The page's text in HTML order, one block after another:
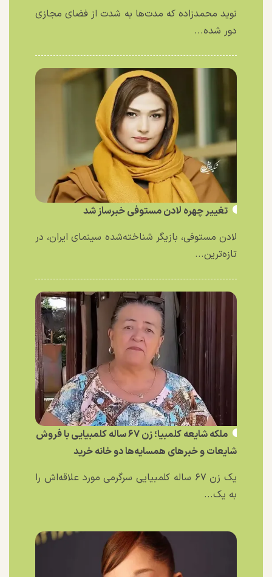
نوید محمدزاده که مدت‌ها به شدت از فضای مجازی
دور شده...
تغییر چهره لادن مستوفی خبرساز شد
لادن مستوفی، بازیگر شناخته‌شده سینمای ایران، در
تازه‌ترین...
ملکه شایعه کلمبیا؛ زن ۶۷ ساله کلمبیایی با فروش
شایعات و خبر‌های همسایه‌ها دو خانه خرید
یک زن ۶۷ ساله کلمبیایی سرگرمی مورد علاقه‌اش را
به یک...